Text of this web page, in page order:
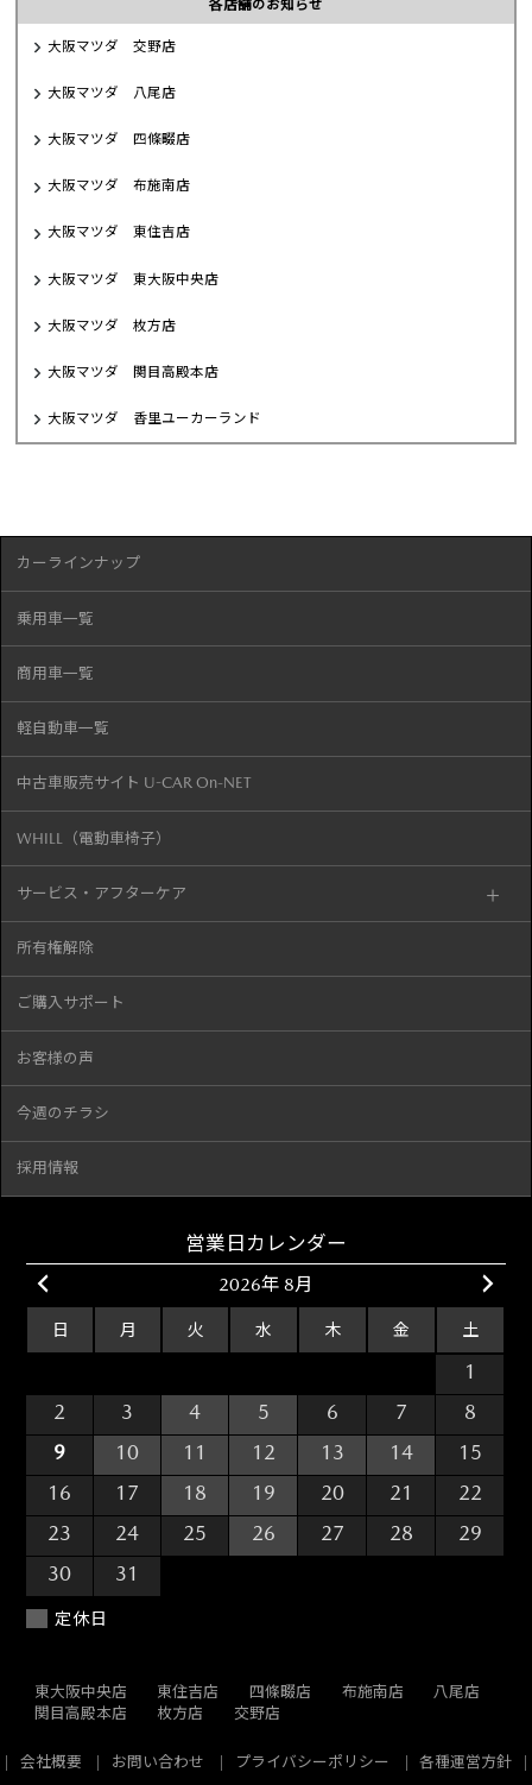
各店舗のお知らせ
大阪マツダ 交野店
大阪マツダ 八尾店
大阪マツダ 四條畷店
大阪マツダ 布施南店
大阪マツダ 東住吉店
大阪マツダ 東大阪中央店
大阪マツダ 枚方店
大阪マツダ 関目高殿本店
大阪マツダ 香里ユーカーランド
カーラインナップ
乗用車一覧
商用車一覧
軽自動車一覧
中古車販売サイト U-CAR On-NET
WHILL（電動車椅子）
サービス・アフターケア
所有権解除
ご購入サポート
お客様の声
今週のチラシ
採用情報
営業日カレンダー
2026年 8月
日 月 火 水 木 金 土
1
2
3 4 5 6 7
8
9
10 11 12 13 14
15
16
17 18 19 20 21
22
23
24 25 26 27 28
29
30
31
定休日
東大阪中央店 東住吉店 四條畷店 布施南店
八尾店
関目高殿本店
枚方店 交野店
会社概要 お問い合わせ プライバシーポリシー 各種運営方針